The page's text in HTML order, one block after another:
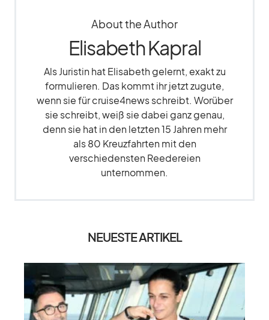
About the Author
Elisabeth Kapral
Als Juristin hat Elisabeth gelernt, exakt zu
formulieren. Das kommt ihr jetzt zugute,
wenn sie für cruise4news schreibt. Worüber
sie schreibt, weiß sie dabei ganz genau,
denn sie hat in den letzten 15 Jahren mehr
als 80 Kreuzfahrten mit den
verschiedensten Reedereien
unternommen.
NEUESTE ARTIKEL